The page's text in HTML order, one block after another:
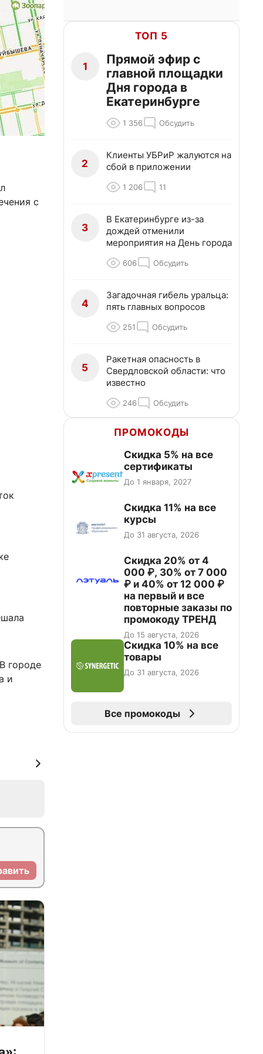
с
городе
и
ТОП 5
1
Прямой эфир с
главной площадки
Дня города в
Екатеринбурге
1 356 Обсудить
2
Клиенты УБРиР жалуются на
сбой в приложении
1 206 11
3
В Екатеринбурге из-за
дождей отменили
мероприятия на День города
606 Обсудить
4
Загадочная гибель уральца:
пять главных вопросов
251 Обсудить
5
Ракетная опасность в
Свердловской области: что
известно
246 Обсудить
ПРОМОКОДЫ
Скидка 5% на все
сертификаты
До 1 января, 2027
Скидка 11% на все
курсы
До 31 августа, 2026
Скидка 20% от 4
000 ₽, 30% от 7 000
₽ и 40% от 12 000 ₽
на первый и все
повторные заказы по
промокоду ТРЕНД
До 15 августа, 2026
Скидка 10% на все
товары
До 31 августа, 2026
Все промокоды